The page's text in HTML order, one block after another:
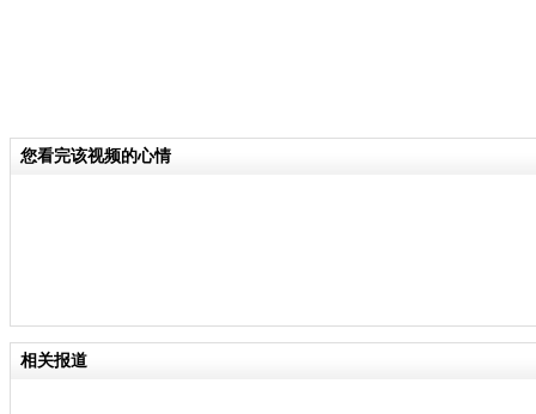
您看完该视频的心情
相关报道